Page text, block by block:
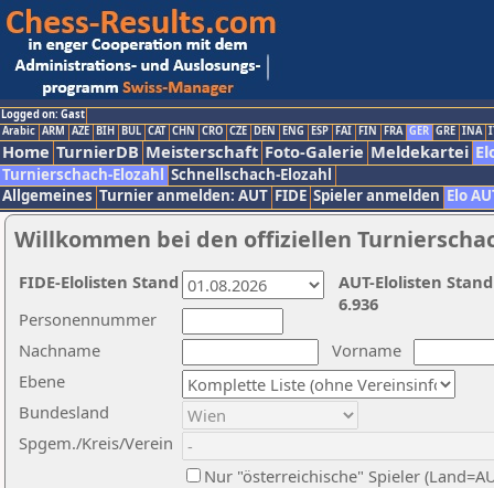
Logged on: Gast
Arabic ARM AZE BIH BUL CAT CHN CRO CZE DEN ENG ESP FAI FIN FRA GER GRE INA
Home TurnierDB Meisterschaft Foto-Galerie Meldekartei
Turnierschach-Elozahl Schnellschach-Elozahl
Allgemeines Turnier anmelden: AUT FIDE Spieler anmelden Elo
Willkommen bei den offiziellen
Nachname
Vorname
Ebene
Personennummer
Bundesland
Spgem./Kreis/Verein
Nur "österreichische" Spieler
AUT-Elolisten
6.936
FIDE-Elolisten Stand